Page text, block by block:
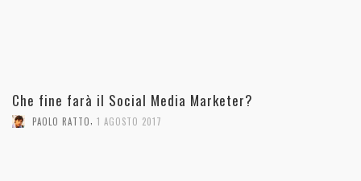
Che fine farà il Social Media Marketer?
PAOLO RATTO 1 AGOSTO 2017